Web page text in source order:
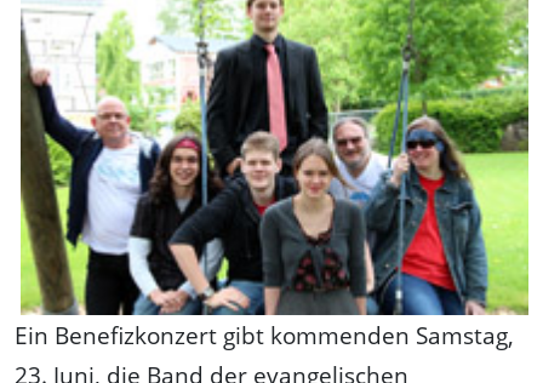
Ein Benefizkonzert gibt kommenden Samstag,
23. Juni, die Band der evangelischen